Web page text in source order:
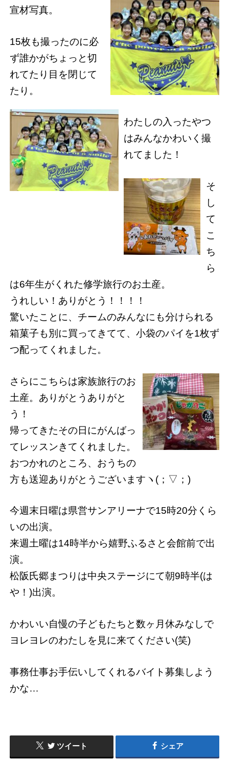
宣材写真。
15枚も撮ったのに必
ず誰かがちょっと切
れてたり目を閉じて
たり。
わたしの入ったやつ
はみんなかわいく撮
れてました！
そ
し
て
こ
ち
ら
は6年生がくれた修学旅行のお土産。
うれしい！ありがとう！！！！
驚いたことに、チームのみんなにも分けられる
箱菓子も別に買ってきてて、小袋のパイを1枚ず
つ配ってくれました。
さらにこちらは家族旅行のお
土産。ありがとうありがと
う！
帰ってきたその日にがんばっ
てレッスンきてくれました。
おつかれのところ、おうちの
方も送迎ありがとうございますヽ(；▽；)
今週末日曜は県営サンアリーナで15時20分くら
いの出演。
来週土曜は14時半から嬉野ふるさと会館前で出
演。
松阪氏郷まつりは中央ステージにて朝9時半(は
や！)出演。
かわいい自慢の子どもたちと数ヶ月休みなしで
ヨレヨレのわたしを見に来てください(笑)
事務仕事お手伝いしてくれるバイト募集しよう
かな…
ツイート シェア